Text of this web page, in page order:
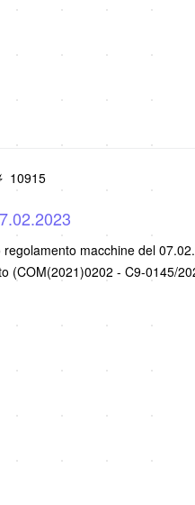
10915
macchine del
(COM(2021)0202 - C9-0145/